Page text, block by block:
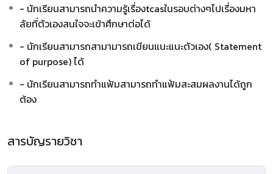
- นักเรียนสามารถนำความรู้เรื่องtcasในรอบต่างๆไปเรื่องมหา
ลัยที่ตัวเองสนใจจะเข้าศึกษาต่อได้
- นักเรียนสามารถสามามารถเขียนแนะแนะตัวเอง( Statement
of purpose) ได้
- นักเรียนสามารถทำแฟ้มสามารถทำแฟ้มสะสมผลงานได้ถูก
ต้อง
สารบัญรายวิชา